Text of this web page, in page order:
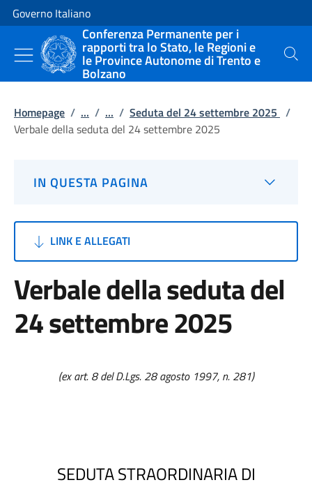
Vai al contenuto
Vai alla navigazione del sito
Governo Italiano
Conferenza Permanente per i
rapporti tra lo Stato, le Regioni e
le Province Autonome di Trento e
Bolzano
Cerca
Homepage / ... / ... / Seduta del 24 settembre 2025 /
Verbale della seduta del 24 settembre 2025
IN QUESTA PAGINA
LINK E ALLEGATI
Verbale della seduta del
24 settembre 2025
(ex art. 8 del D.Lgs. 28 agosto 1997, n. 281)
SEDUTA STRAORDINARIA DI